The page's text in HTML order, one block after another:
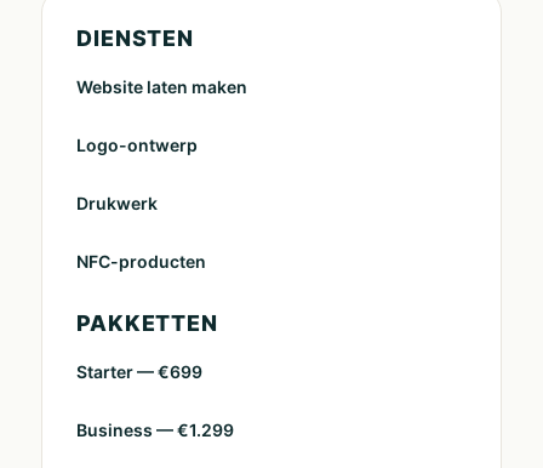
DIENSTEN
Website laten maken
Logo-ontwerp
Drukwerk
NFC-producten
PAKKETTEN
Starter — €699
Business — €1.299